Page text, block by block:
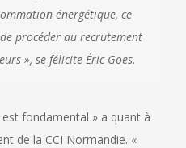
énergétique, ce
procéder au recrutement
», se félicite Éric Goes.
fondamental » a quant à
de la CCI Normandie. «